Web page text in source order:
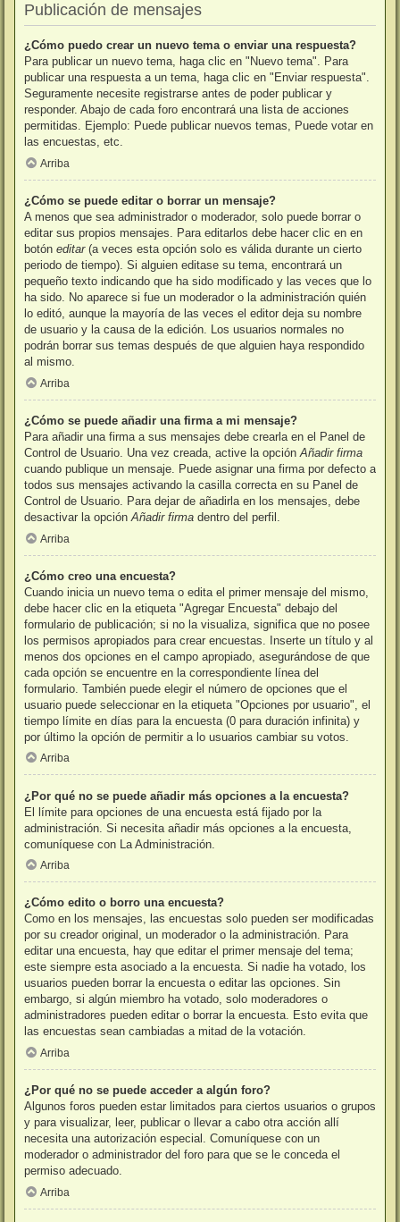
Publicación de mensajes
¿Cómo puedo crear un nuevo tema o enviar una respuesta?
Para publicar un nuevo tema, haga clic en "Nuevo tema". Para
publicar una respuesta a un tema, haga clic en "Enviar respuesta".
Seguramente necesite registrarse antes de poder publicar y
responder. Abajo de cada foro encontrará una lista de acciones
permitidas. Ejemplo: Puede publicar nuevos temas, Puede votar en
las encuestas, etc.
Arriba
¿Cómo se puede editar o borrar un mensaje?
A menos que sea administrador o moderador, solo puede borrar o
editar sus propios mensajes. Para editarlos debe hacer clic en en
botón editar(a veces esta opción solo es válida durante un cierto
periodo de tiempo). Si alguien editase su tema, encontrará un
pequeño texto indicando que ha sido modificado y las veces que lo
ha sido. No aparece si fue un moderador o la administración quién
lo editó, aunque la mayoría de las veces el editor deja su nombre
de usuario y la causa de la edición. Los usuarios normales no
podrán borrar sus temas después de que alguien haya respondido
al mismo.
Arriba
¿Cómo se puede añadir una firma a mi mensaje?
Para añadir una firma a sus mensajes debe crearla en el Panel de
Control de Usuario. Una vez creada, active la opción Añadir firma
cuando publique un mensaje. Puede asignar una firma por defecto a
todos sus mensajes activando la casilla correcta en su Panel de
Control de Usuario. Para dejar de añadirla en los mensajes, debe
desactivar la opción Añadir firma dentro del perfil.
Arriba
¿Cómo creo una encuesta?
Cuando inicia un nuevo tema o edita el primer mensaje del mismo,
debe hacer clic en la etiqueta "Agregar Encuesta" debajo del
formulario de publicación; si no la visualiza, significa que no posee
los permisos apropiados para crear encuestas. Inserte un título y al
menos dos opciones en el campo apropiado, asegurándose de que
cada opción se encuentre en la correspondiente línea del
formulario. También puede elegir el número de opciones que el
usuario puede seleccionar en la etiqueta "Opciones por usuario", el
tiempo límite en días para la encuesta (0 para duración infinita) y
por último la opción de permitir a lo usuarios cambiar su votos.
Arriba
¿Por qué no se puede añadir más opciones a la encuesta?
El límite para opciones de una encuesta está fijado por la
administración. Si necesita añadir más opciones a la encuesta,
comuníquese con La Administración.
Arriba
¿Cómo edito o borro una encuesta?
Como en los mensajes, las encuestas solo pueden ser modificadas
por su creador original, un moderador o la administración. Para
editar una encuesta, hay que editar el primer mensaje del tema;
este siempre esta asociado a la encuesta. Si nadie ha votado, los
usuarios pueden borrar la encuesta o editar las opciones. Sin
embargo, si algún miembro ha votado, solo moderadores o
administradores pueden editar o borrar la encuesta. Esto evita que
las encuestas sean cambiadas a mitad de la votación.
Arriba
¿Por qué no se puede acceder a algún foro?
Algunos foros pueden estar limitados para ciertos usuarios o grupos
y para visualizar, leer, publicar o llevar a cabo otra acción allí
necesita una autorización especial. Comuníquese con un
moderador o administrador del foro para que se le conceda el
permiso adecuado.
Arriba